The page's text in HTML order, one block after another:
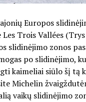
Europos
Trois Vallées (Trys
slidinėjimo zonos
po slidinėjimo,
kaimeliai siūlo šį tą
Michelin
vaikų slidinėjimo